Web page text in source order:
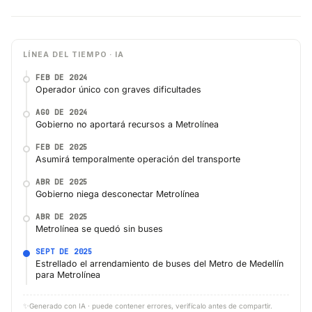
LÍNEA DEL TIEMPO · IA
FEB DE 2024
Operador único con graves dificultades
AGO DE 2024
Gobierno no aportará recursos a Metrolínea
FEB DE 2025
Asumirá temporalmente operación del transporte
ABR DE 2025
Gobierno niega desconectar Metrolínea
ABR DE 2025
Metrolínea se quedó sin buses
SEPT DE 2025
Estrellado el arrendamiento de buses del Metro de Medellín
para Metrolínea
✨ Generado con IA · puede contener errores, verifícalo antes de compartir.